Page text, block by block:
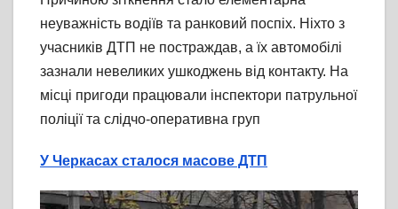
неуважність водіїв та ранковий поспіх. Ніхто з
учасників ДТП не постраждав, а їх автомобілі
зазнали невеликих ушкоджень від контакту. На
місці пригоди працювали інспектори патрульної
поліції та слідчо-оперативна груп
У Черкасах сталося масове ДТП